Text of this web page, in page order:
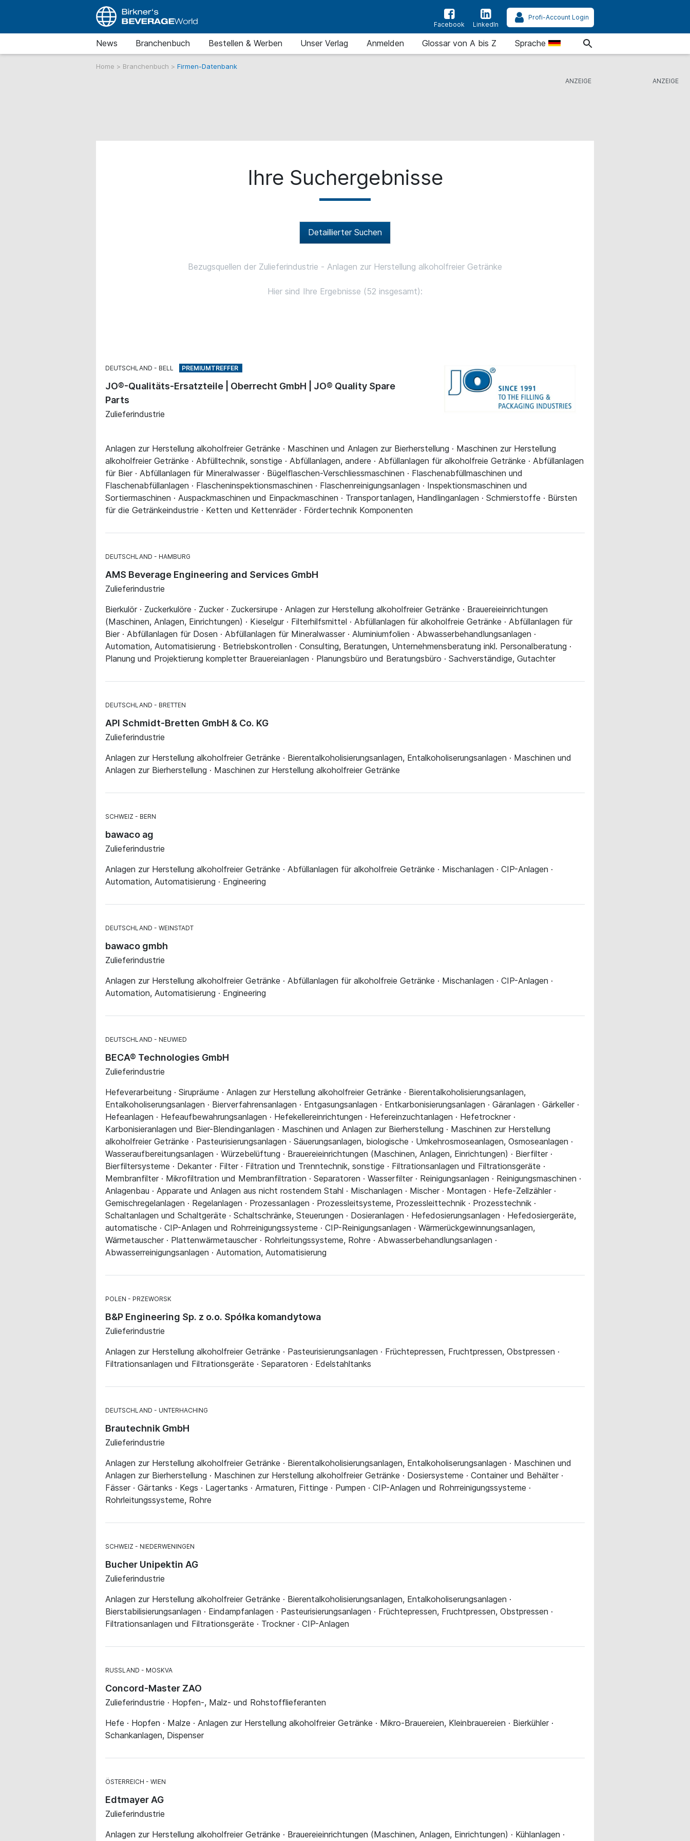
Facebook LinkedIn
Profi-Account Login
News Branchenbuch Bestellen & Werben Unser Verlag Anmelden Glossar von A bis Z Sprache
Home > Branchenbuch > Firmen-Datenbank
Ihre Suchergebnisse
Detaillierter Suchen
Bezugsquellen der Zulieferindustrie - Anlagen zur Herstellung alkoholfreier Getränke
Hier sind Ihre Ergebnisse (52 insgesamt):
DEUTSCHLAND BELL
JO®-Qualitäts-Ersatzteile | Oberrecht GmbH | JO® Quality Spare
Parts
Zulieferindustrie
Anlagen zur Herstellung alkoholfreier Getränke · Maschinen und Anlagen zur Bierherstellung · Maschinen zur Herstellung
alkoholfreier Getränke · Abfülltechnik, sonstige · Abfüllanlagen, andere · Abfüllanlagen für alkoholfreie Getränke · Abfüllanlagen
für Bier · Abfüllanlagen für Mineralwasser · Bügelflaschen-Verschliessmaschinen · Flaschenabfüllmaschinen und
Flaschenabfüllanlagen · Flascheninspektionsmaschinen · Flaschenreinigungsanlagen · Inspektionsmaschinen und
Sortiermaschinen · Auspackmaschinen und Einpackmaschinen · Transportanlagen, Handlinganlagen · Schmierstoffe · Bürsten
für die Getränkeindustrie · Ketten und Kettenräder · Fördertechnik Komponenten
DEUTSCHLAND HAMBURG
AMS Beverage Engineering and Services GmbH
Zulieferindustrie
Bierkulör · Zuckerkulöre · Zucker · Zuckersirupe · Anlagen zur Herstellung alkoholfreier Getränke · Brauereieinrichtungen
(Maschinen, Anlagen, Einrichtungen) · Kieselgur · Filterhilfsmittel · Abfüllanlagen für alkoholfreie Getränke · Abfüllanlagen für
Bier · Abfüllanlagen für Dosen · Abfüllanlagen für Mineralwasser · Aluminiumfolien · Abwasserbehandlungsanlagen ·
Automation, Automatisierung · Betriebskontrollen · Consulting, Beratungen, Unternehmensberatung inkl. Personalberatung ·
Planung und Projektierung kompletter Brauereianlagen · Planungsbüro und Beratungsbüro · Sachverständige, Gutachter
DEUTSCHLAND BRETTEN
API Schmidt-Bretten GmbH & Co. KG
Zulieferindustrie
Anlagen zur Herstellung alkoholfreier Getränke · Bierentalkoholisierungsanlagen, Entalkoholiserungsanlagen · Maschinen und
Anlagen zur Bierherstellung · Maschinen zur Herstellung alkoholfreier Getränke
SCHWEIZ BERN
bawaco ag
Zulieferindustrie
Anlagen zur Herstellung alkoholfreier Getränke · Abfüllanlagen für alkoholfreie Getränke · Mischanlagen · CIP-Anlagen ·
Automation, Automatisierung · Engineering
DEUTSCHLAND WEINSTADT
bawaco gmbh
Zulieferindustrie
Anlagen zur Herstellung alkoholfreier Getränke · Abfüllanlagen für alkoholfreie Getränke · Mischanlagen · CIP-Anlagen ·
Automation, Automatisierung · Engineering
DEUTSCHLAND NEUWIED
BECA® Technologies GmbH
Zulieferindustrie
Hefeverarbeitung · Sirupräume · Anlagen zur Herstellung alkoholfreier Getränke · Bierentalkoholisierungsanlagen,
Entalkoholiserungsanlagen · Bierverfahrensanlagen · Entgasungsanlagen · Entkarbonisierungsanlagen · Gäranlagen · Gärkeller ·
Hefeanlagen · Hefeaufbewahrungsanlagen · Hefekellereinrichtungen · Hefereinzuchtanlagen · Hefetrockner ·
Karbonisieranlagen und Bier-Blendinganlagen · Maschinen und Anlagen zur Bierherstellung · Maschinen zur Herstellung
alkoholfreier Getränke · Pasteurisierungsanlagen · Säuerungsanlagen, biologische · Umkehrosmoseanlagen, Osmoseanlagen ·
Wasseraufbereitungsanlagen · Würzebelüftung · Brauereieinrichtungen (Maschinen, Anlagen, Einrichtungen) · Bierfilter ·
Bierfiltersysteme · Dekanter · Filter · Filtration und Trenntechnik, sonstige · Filtrationsanlagen und Filtrationsgeräte ·
Membranfilter · Mikrofiltration und Membranfiltration · Separatoren · Wasserfilter · Reinigungsanlagen · Reinigungsmaschinen ·
Anlagenbau · Apparate und Anlagen aus nicht rostendem Stahl · Mischanlagen · Mischer · Montagen · Hefe-Zellzähler ·
Gemischregelanlagen · Regelanlagen · Prozessanlagen · Prozessleitsysteme, Prozessleittechnik · Prozesstechnik ·
Schaltanlagen und Schaltgeräte · Schaltschränke, Steuerungen · Dosieranlagen · Hefedosierungsanlagen · Hefedosiergeräte,
automatische · CIP-Anlagen und Rohrreinigungssysteme · CIP-Reinigungsanlagen · Wärmerückgewinnungsanlagen,
Wärmetauscher · Plattenwärmetauscher · Rohrleitungssysteme, Rohre · Abwasserbehandlungsanlagen ·
Abwasserreinigungsanlagen · Automation, Automatisierung
POLEN PRZEWORSK
B&P Engineering Sp. z o.o. Spółka komandytowa
Zulieferindustrie
Anlagen zur Herstellung alkoholfreier Getränke · Pasteurisierungsanlagen · Früchtepressen, Fruchtpressen, Obstpressen ·
Filtrationsanlagen und Filtrationsgeräte · Separatoren · Edelstahltanks
DEUTSCHLAND UNTERHACHING
Brautechnik GmbH
Zulieferindustrie
Anlagen zur Herstellung alkoholfreier Getränke · Bierentalkoholisierungsanlagen, Entalkoholiserungsanlagen · Maschinen und
Anlagen zur Bierherstellung · Maschinen zur Herstellung alkoholfreier Getränke · Dosiersysteme · Container und Behälter ·
Fässer · Gärtanks · Kegs · Lagertanks · Armaturen, Fittinge · Pumpen · CIP-Anlagen und Rohrreinigungssysteme ·
Rohrleitungssysteme, Rohre
SCHWEIZ NIEDERWENINGEN
Bucher Unipektin AG
Zulieferindustrie
Anlagen zur Herstellung alkoholfreier Getränke · Bierentalkoholisierungsanlagen, Entalkoholiserungsanlagen ·
Bierstabilisierungsanlagen · Eindampfanlagen · Pasteurisierungsanlagen · Früchtepressen, Fruchtpressen, Obstpressen ·
Filtrationsanlagen und Filtrationsgeräte · Trockner · CIP-Anlagen
RUSSLAND MOSKVA
Concord-Master ZAO
Zulieferindustrie · Hopfen-, Malz- und Rohstofflieferanten
Hefe · Hopfen · Malze · Anlagen zur Herstellung alkoholfreier Getränke · Mikro-Brauereien, Kleinbrauereien · Bierkühler ·
Schankanlagen, Dispenser
ÖSTERREICH WIEN
Edtmayer AG
Zulieferindustrie
Anlagen zur Herstellung alkoholfreier Getränke · Brauereieinrichtungen (Maschinen, Anlagen, Einrichtungen) · Kühlanlagen ·